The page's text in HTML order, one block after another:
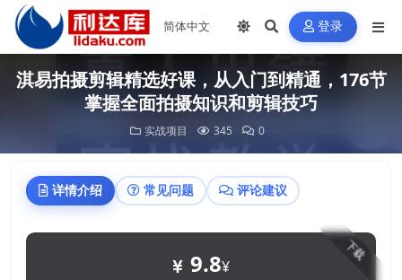
登录
淇易拍摄剪辑精选好课，从入门到精通，176节
掌握全面拍摄知识和剪辑技巧
实战项目 345 0
详情介绍 常见问题 评论建议
下载
9.8¥